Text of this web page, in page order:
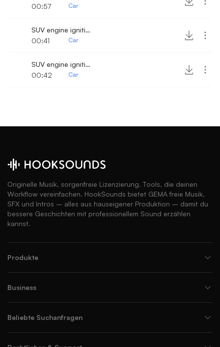
00:57
Car
SUV engine ignition and fast drive away
00:41
Car
SUV engine ignition and drive away 2
00:42
Car
Originelle Musik, sorgenfreie Lizenzierung. Tools, die deinen
Workflow vereinfachen. HookSounds bietet GEMA freie Musik,
SFX und Intros – alles aus hauseigener Produktion – damit du
bessere Geschichten mit professionellem Sound erzählen
kannst.
Produkte
Business
Beliebte Suchanfragen